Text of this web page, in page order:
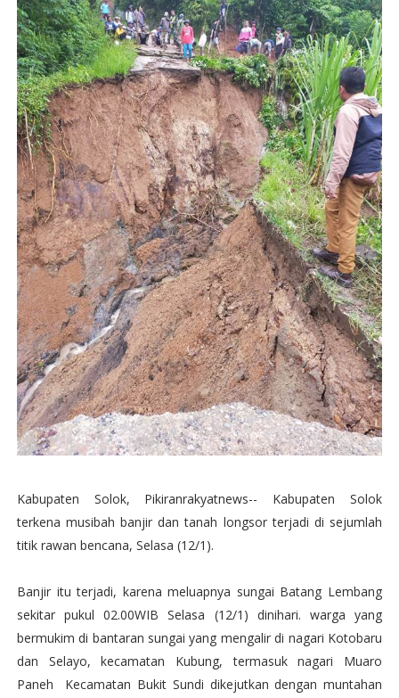
Kabupaten Solok, Pikiranrakyatnews-- Kabupaten Solok
terkena musibah banjir dan tanah longsor terjadi di sejumlah
titik rawan bencana, Selasa (12/1).
Banjir itu terjadi, karena meluapnya sungai Batang Lembang
sekitar pukul 02.00WIB Selasa (12/1) dinihari. warga yang
bermukim di bantaran sungai yang mengalir di nagari Kotobaru
dan Selayo, kecamatan Kubung, termasuk nagari Muaro
Paneh Kecamatan Bukit Sundi dikejutkan dengan muntahan